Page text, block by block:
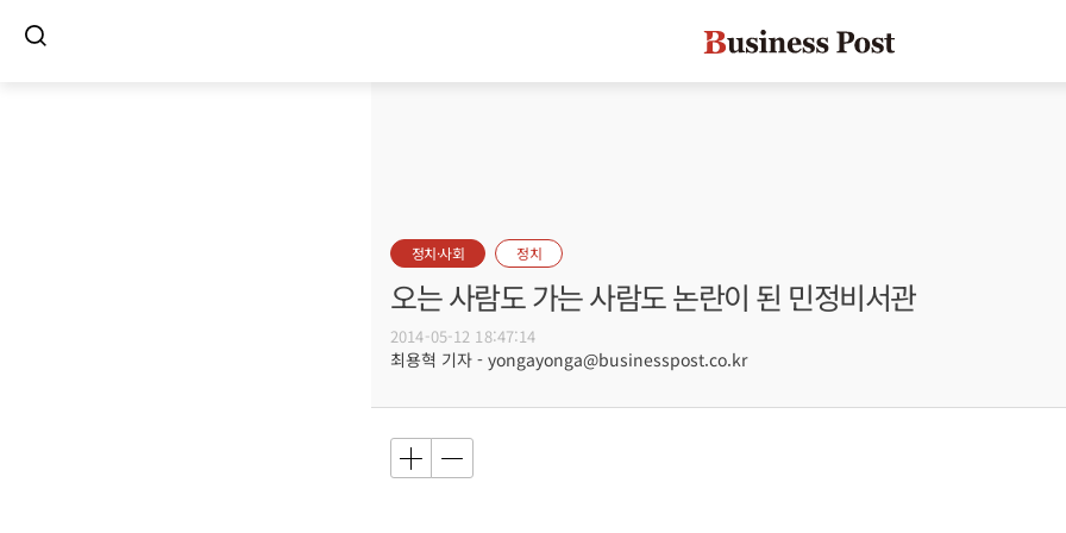
정치·사회 정치
오는 사람도 가는 사람도 논란이 된 민정비서관
2014-05-12 18:47:14
최용혁 기자 - yongayonga@businesspost.co.kr